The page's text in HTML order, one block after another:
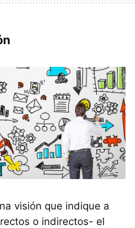
visión que indique a
o indirectos- el